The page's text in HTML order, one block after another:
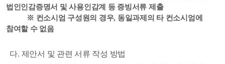
법인인감증명서 및 사용인감계 등 증빙서류 제출
※ 컨소시엄 구성원의 경우, 동일과제의 타 컨소시엄에
참여할 수 없음
다. 제안서 및 관련 서류 작성 방법